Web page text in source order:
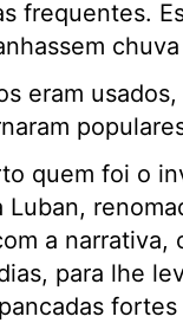
frequentes.
eram
quem foi o
a
para lhe